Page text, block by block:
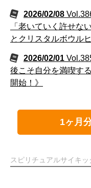
2026/02/08
「老いていく許せな
とクリスタルボウル
2026/02/01
後こそ自分を満喫す
開始！》
1ヶ月
スピリチュアルサイキッ